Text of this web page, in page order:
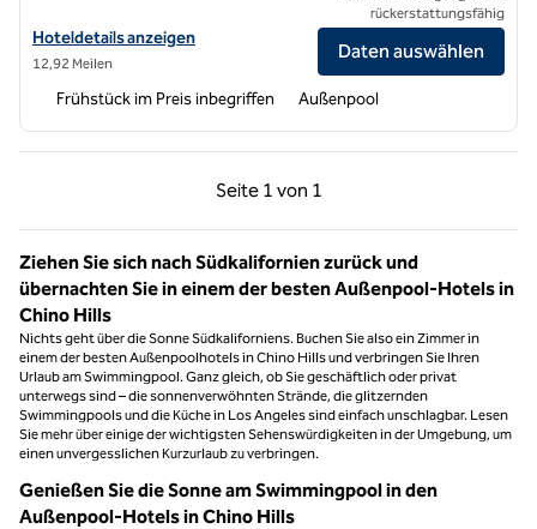
Hoteldetails für Homewood Suites by Hilton Ontario-Rancho
Hoteldetails anzeigen
12,92 Meilen
rückerstattungsfähig
Daten auswählen
Frühstück im Preis inbegriffen Außenpool
Seite 1 von 1
Vorherige Seite, 1 von 1
Seite 1 von 1
Ziehen Sie sich nach Südkalifornien zurück und
übernachten Sie in einem der besten Außenpool-Hotels in
Chino Hills
Nichts geht über die Sonne Südkaliforniens. Buchen Sie also ein Zimmer in
einem der besten Außenpoolhotels in Chino Hills und verbringen Sie Ihren
Urlaub am Swimmingpool. Ganz gleich, ob Sie geschäftlich oder privat
unterwegs sind – die sonnenverwöhnten Strände, die glitzernden
Swimmingpools und die Küche in Los Angeles sind einfach unschlagbar. Lesen
Sie mehr über einige der wichtigsten Sehenswürdigkeiten in der Umgebung, um
einen unvergesslichen Kurzurlaub zu verbringen.
Genießen Sie die Sonne am Swimmingpool in den
Außenpool-Hotels in Chino Hills